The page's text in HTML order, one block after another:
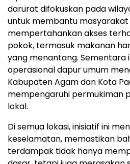
darurat difokuskan pada
untuk membantu
mempertahankan akses
pokok, termasuk makanan
yang menantang. Sementara
operasional dapur umum
Kabupaten Agam dan Kota
mempengaruhi permukiman
lokal.
Di semua lokasi, inisiatif ini
keselamatan, memastikan
terdampak tidak hanya